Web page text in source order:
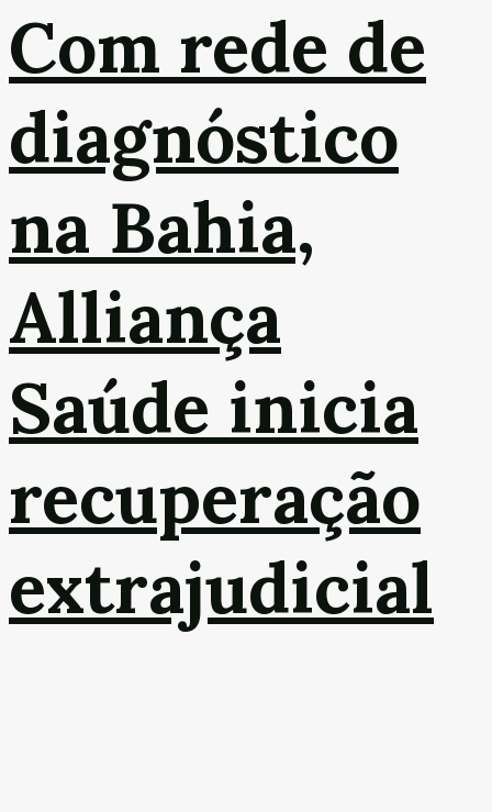
Com rede de
diagnóstico
na Bahia,
Alliança
Saúde inicia
recuperação
extrajudicial